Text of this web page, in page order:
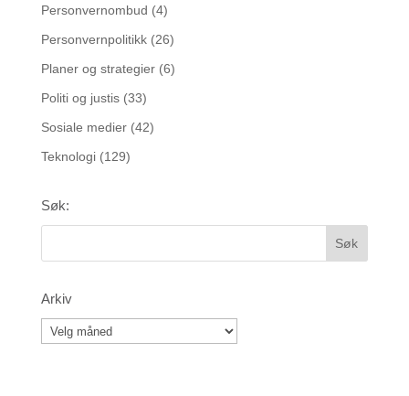
Personvernombud (4)
Personvernpolitikk(26)
Planer og strategier(6)
Politi og justis(33)
Sosiale medier(42)
Teknologi(129)
Søk:
Arkiv